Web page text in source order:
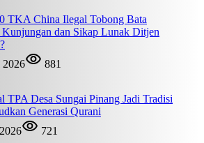
TKA China Ilegal Tobong Bata
dan Sikap Lunak Ditjen
2026
881
TPA Desa Sungai Pinang Jadi Tradisi
Generasi Qurani
721